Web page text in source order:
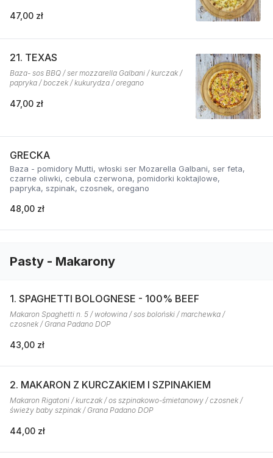
47,00 zł
21. TEXAS
Baza- sos BBQ / ser mozzarella Galbani / kurczak /
papryka / boczek / kukurydza / oregano
47,00 zł
GRECKA
Baza - pomidory Mutti, włoski ser Mozarella Galbani, ser feta,
czarne oliwki, cebula czerwona, pomidorki koktajlowe,
papryka, szpinak, czosnek, oregano
48,00 zł
Pasty - Makarony
1. SPAGHETTI BOLOGNESE - 100% BEEF
Makaron Spaghetti n. 5 / wołowina / sos boloński / marchewka /
czosnek / Grana Padano DOP
43,00 zł
2. MAKARON Z KURCZAKIEM I SZPINAKIEM
Makaron Rigatoni / kurczak / os szpinakowo-śmietanowy / czosnek /
świeży baby szpinak / Grana Padano DOP
44,00 zł